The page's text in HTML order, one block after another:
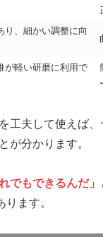
り、細かい調整に向
が軽い研磨に利用で
工夫して使えば
が分かります。
れでもできるんだ
ります。